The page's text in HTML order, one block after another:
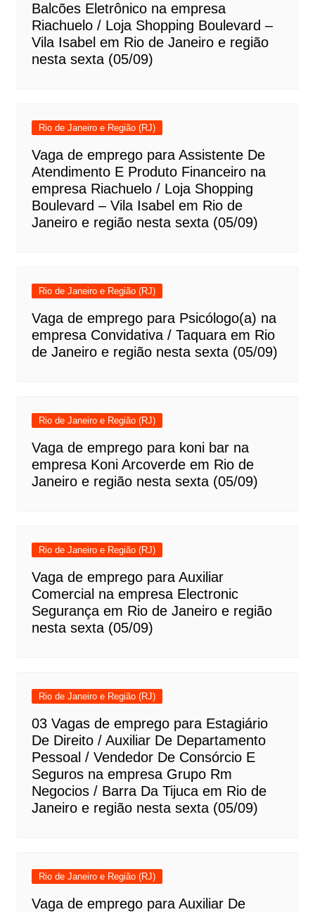
Balcões Eletrônico na empresa
Riachuelo / Loja Shopping Boulevard –
Vila Isabel em Rio de Janeiro e região
nesta sexta (05/09)
Rio de Janeiro e Região (RJ)
Vaga de emprego para Assistente De
Atendimento E Produto Financeiro na
empresa Riachuelo / Loja Shopping
Boulevard – Vila Isabel em Rio de
Janeiro e região nesta sexta (05/09)
Rio de Janeiro e Região (RJ)
Vaga de emprego para Psicólogo(a) na
empresa Convidativa / Taquara em Rio
de Janeiro e região nesta sexta (05/09)
Rio de Janeiro e Região (RJ)
Vaga de emprego para koni bar na
empresa Koni Arcoverde em Rio de
Janeiro e região nesta sexta (05/09)
Rio de Janeiro e Região (RJ)
Vaga de emprego para Auxiliar
Comercial na empresa Electronic
Segurança em Rio de Janeiro e região
nesta sexta (05/09)
Rio de Janeiro e Região (RJ)
03 Vagas de emprego para Estagiário
De Direito / Auxiliar De Departamento
Pessoal / Vendedor De Consórcio E
Seguros na empresa Grupo Rm
Negocios / Barra Da Tijuca em Rio de
Janeiro e região nesta sexta (05/09)
Rio de Janeiro e Região (RJ)
Vaga de emprego para Auxiliar De